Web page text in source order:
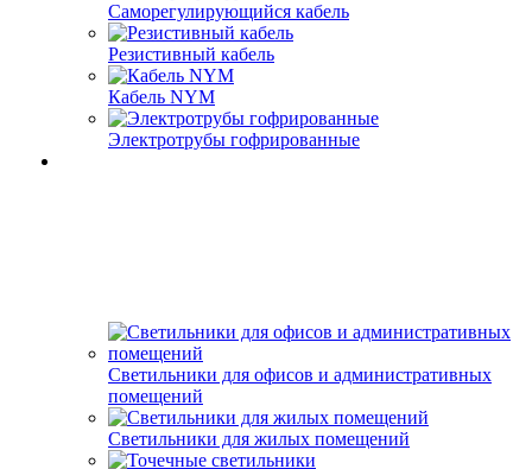
Саморегулирующийся кабель
Резистивный кабель
Кабель NYM
Электротрубы гофрированные
Светильники для офисов и административных
помещений
Светильники для жилых помещений